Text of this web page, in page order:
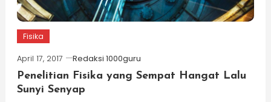
Fisika
April 17, 2017
Redaksi 1000guru
Penelitian Fisika yang Sempat Hangat Lalu
Sunyi Senyap